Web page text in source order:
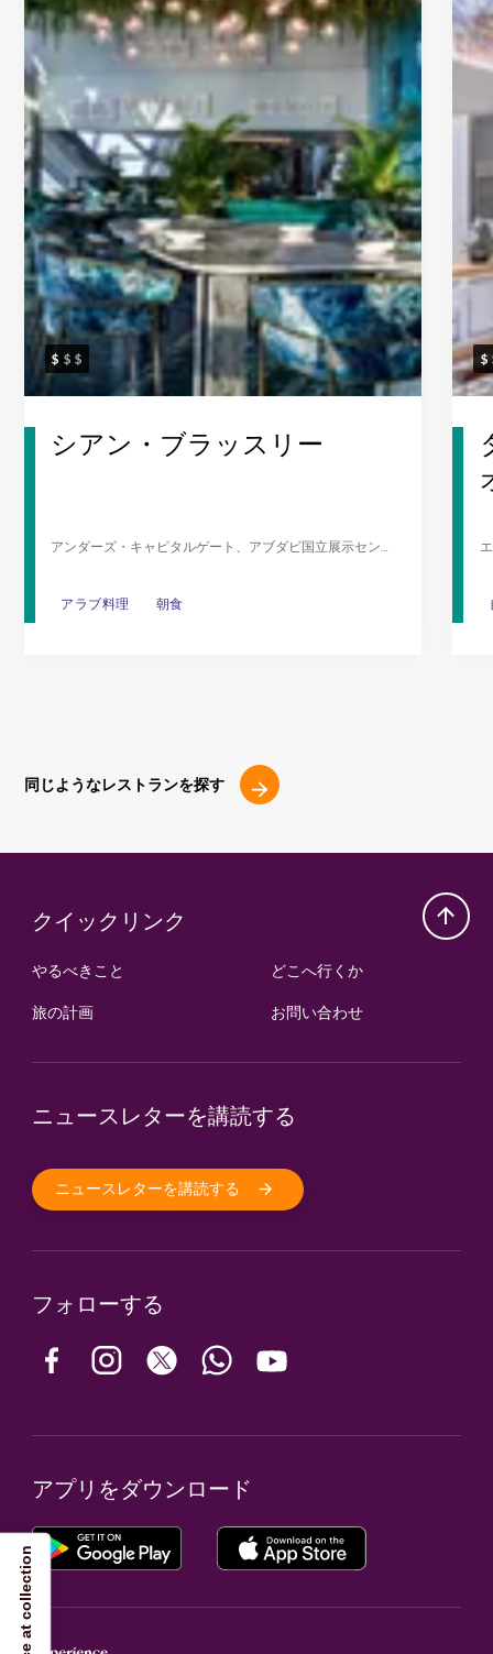
シアン・ブラッスリー
アンダーズ・キャピタルゲート、アブダビ国立展示センタ
アラブ料理
朝食
アラブ料理 朝食
同じようなレストランを探す
クイックリンク
やるべきこと
旅の計画
どこへ行くか
お問い合わせ
ニュースレターを講読する
ニュースレターを講読する
フォローする
アプリをダウンロード
Notice at collection